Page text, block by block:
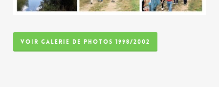
VOIR GALERIE DE PHOTOS 1998/2002